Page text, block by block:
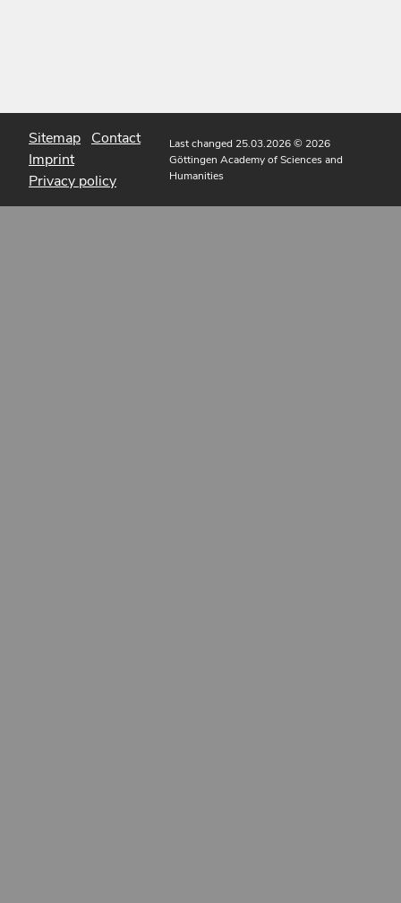
Sitemap Contact
Imprint
Privacy policy
Last changed 25.03.2026© 2026
Göttingen Academy of Sciences and
Humanities